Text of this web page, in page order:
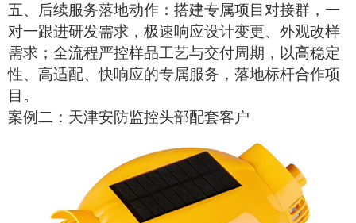
五、后续服务落地动作：搭建专属项目对接群，一
对一跟进研发需求，极速响应设计变更、外观改样
需求；全流程严控样品工艺与交付周期，以高稳定
性、高适配、快响应的专属服务，落地标杆合作项
目。
案例二：天津安防监控头部配套客户